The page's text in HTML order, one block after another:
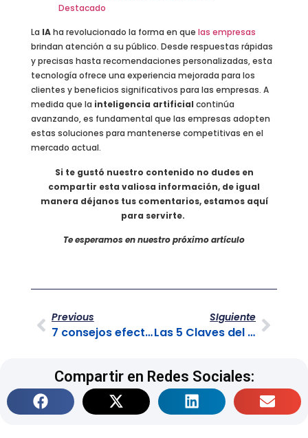
Destacado
La IAha revolucionado la forma en que las empresas
brindan atención a su público. Desde respuestas rápidas
y precisas hasta recomendaciones personalizadas, esta
tecnología ofrece una experiencia mejorada para los
clientes y beneficios significativos para las empresas. A
medida que la inteligencia artificial continúa
avanzando, es fundamental que las empresas adopten
estas soluciones para mantenerse competitivas en el
mercado actual.
Si te gustó nuestro contenido no dudes en
compartir esta valiosa información, de igual
manera déjanos tus comentarios, estamos aquí
para servirte.
Te esperamos en nuestro próximo artículo
Previous
7 consejos efectivos para mejorar la cultura empresarial en un Contact Center y potenciar el éxito
SIguiente
Las 5 Claves del Diseño Estratégico de Servicios
Compartir en Redes Sociales: